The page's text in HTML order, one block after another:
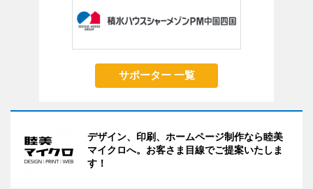
サポーター 一覧
デザイン、印刷、ホームページ制作なら睦美
マイクロへ。お客さま目線でご提案いたしま
す！